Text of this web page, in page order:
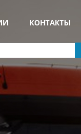
КОНТАКТЫ